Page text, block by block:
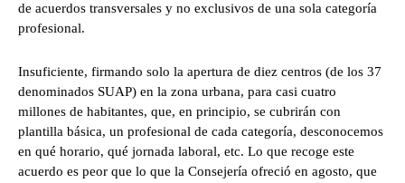
de acuerdos transversales y no exclusivos de una sola categoría
profesional.
Insuficiente, firmando solo la apertura de diez centros (de los 37
denominados SUAP) en la zona urbana, para casi cuatro
millones de habitantes, que, en principio, se cubrirán con
plantilla básica, un profesional de cada categoría, desconocemos
en qué horario, qué jornada laboral, etc. Lo que recoge este
acuerdo es peor que lo que la Consejería ofreció en agosto, que